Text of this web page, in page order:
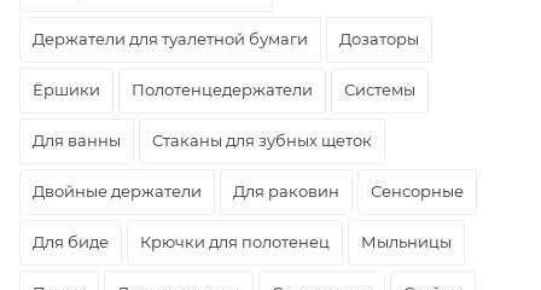
Держатели для туалетной бумаги Дозаторы
Ёршики Полотенцедержатели Системы
Для ванны Стаканы для зубных щеток
Двойные держатели Для раковин Сенсорные
Для биде Крючки для полотенец Мыльницы